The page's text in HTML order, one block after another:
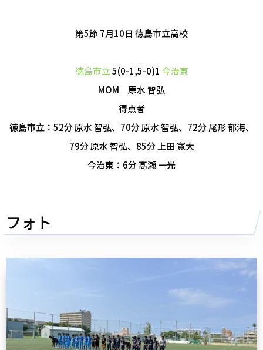
第5節 7月10日 徳島市立高校
徳島市立5(0-1,5-0)1 今治東
MOM 原水 智弘
得点者
徳島市立：52分 原水 智弘、70分 原水 智弘、72分 尾形 郁海、
79分 原水 智弘、85分 上田 寛大
今治東：6分 髙瀬 一光
フォト